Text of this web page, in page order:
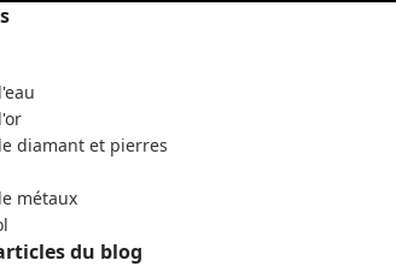
diamant et pierres
métaux
du blog